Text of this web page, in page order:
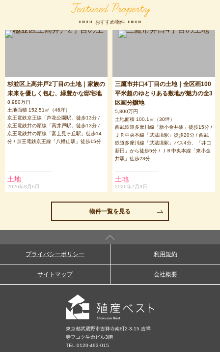
Featured Property
おすすめ物件
杉並区上高井戸2丁目の土地｜家族の
未来を優しく包む、緑豊かな邸宅地
8,980万円
土地面積 152.51㎡（46坪）
京王電鉄京王線「芦花公園駅」徒歩13分 /
京王電鉄井の頭線「高井戸駅」徒歩13分 /
京王電鉄井の頭線「富士見ヶ丘駅」徒歩14
分 / 京王電鉄京王線「八幡山駅」徒歩15分
土地
2026年8月6日
三鷹市井口4丁目の土地｜全区画100
平米超のゆとりある敷地が魅力の全3
区画分譲地
5,800万円
土地面積 100.1㎡（30坪）
西武鉄道多摩川線「新小金井駅」徒歩15分 /
ＪＲ中央本線「武蔵境駅」徒歩20分 / 西武
鉄道多摩川線「武蔵境駅」バス4分、「井口
新田」から徒歩5分 / ＪＲ中央本線「東小金
井駅」徒歩23分
土地
2026年7月3日
物件一覧を見る
プライバシーポリシー 利用規約
サイトマップ 会社概要
東京都武蔵野市吉祥寺南町2-3-15 吉祥
寺フコク生命ビル3階
TEL:0120-493-015